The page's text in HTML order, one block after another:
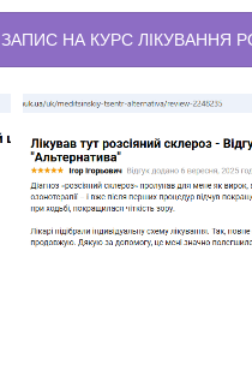
ЗАПИС НА КУРС ЛІКУВАННЯ